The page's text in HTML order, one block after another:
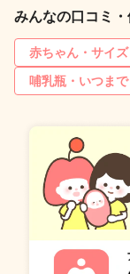
みんなの口コミ
赤ちゃん・サイ
哺乳瓶・いつまで